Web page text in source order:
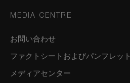
MEDIA CENTRE
お問い合わせ
ファクトシートおよびパンフレット
メディアセンター